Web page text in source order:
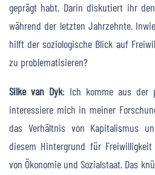
geprägt habt. Darin diskutiert ihr
während der letzten Jahrzehnte.
hilft der soziologische Blick auf
zu problematisieren?
Silke van Dyk: Ich komme aus der
interessiere mich in meiner
das Verhältnis von Kapitalismus
diesem Hintergrund für
von Ökonomie und Sozialstaat. Das